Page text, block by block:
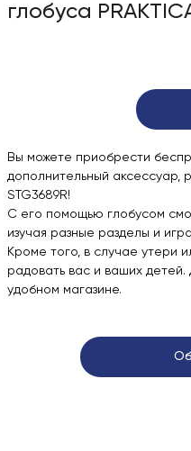
глобуса
Вы можете приобрести
дополнительный аксессуар,
STG3689R!
С его помощью глобусом
изучая разные разделы и
Кроме того, в случае утери
радовать вас и ваших
удобном магазине.